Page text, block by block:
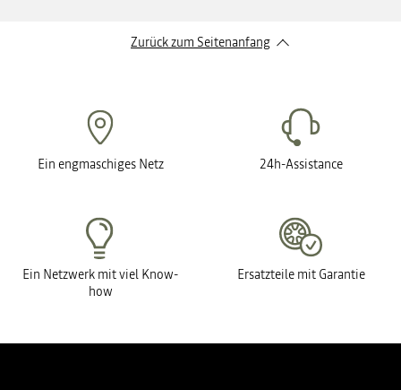
Zurück zum Seitenanfang
Ein engmaschiges Netz 24h-Assistance
Ein Netzwerk mit viel Know-
how
Ersatzteile mit Garantie